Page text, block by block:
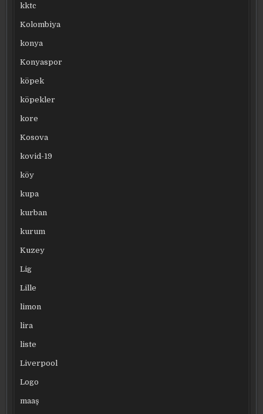
kktc
Kolombiya
konya
Konyaspor
köpek
köpekler
kore
Kosova
kovid-19
köy
kupa
kurban
kurum
Kuzey
Lig
Lille
limon
lira
liste
Liverpool
Logo
maaş